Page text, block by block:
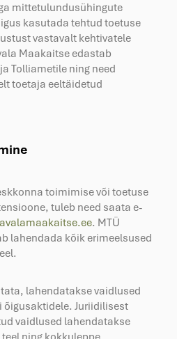
mittetulundusühingute
kasutada tehtud toetuse
vastavalt kehtivatele
Maakaitse edastab
Tolliametile ning need
toetaja eeltäidetud
toimimise või toetuse
tuleb need saata e-
. MTÜ
lahendada kõik erimeelsused
lahendatakse vaidlused
õigusaktidele. Juriidilisest
vaidlused lahendatakse